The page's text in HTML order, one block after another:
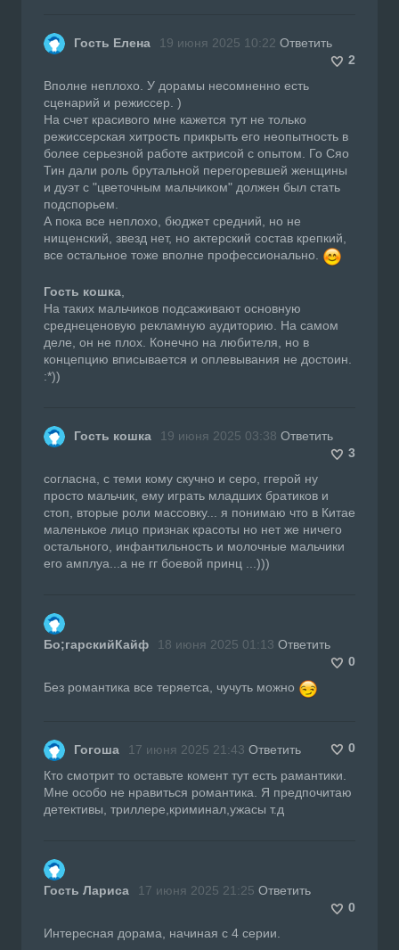
Гость Елена 19 июня 2025 10:22 Ответить
2
Вполне неплохо. У дорамы несомненно есть
сценарий и режиссер. )
На счет красивого мне кажется тут не только
режиссерская хитрость прикрыть его неопытность в
более серьезной работе актрисой с опытом. Го Сяо
Тин дали роль брутальной перегоревшей женщины
и дуэт с "цветочным мальчиком" должен был стать
подспорьем.
А пока все неплохо, бюджет средний, но не
нищенский, звезд нет, но актерский состав крепкий,
все остальное тоже вполне профессионально.
Гость кошка
На таких мальчиков подсаживают основную
среднеценовую рекламную аудиторию. На самом
деле, он не плох. Конечно на любителя, но в
концепцию вписывается и оплевывания не достоин.
:*))
Гость кошка 19 июня 2025 03:38 Ответить
3
согласна, с теми кому скучно и серо, ггерой ну
просто мальчик, ему играть младших братиков и
стоп, вторые роли массовку... я понимаю что в Китае
маленькое лицо признак красоты но нет же ничего
остального, инфантильность и молочные мальчики
его амплуа...а не гг боевой принц ...)))
Бо;гарскийКайф 18 июня 2025 01:13 Ответить
0
Без романтика все теряетса, чучуть можно
Гогоша 17 июня 2025 21:43 Ответить
0
Кто смотрит то оставьте комент тут есть рамантики.
Мне особо не нравиться романтика. Я предпочитаю
детективы, триллере,криминал,ужасы т.д
Гость Лариса 17 июня 2025 21:25 Ответить
0
Интересная дорама, начиная с 4 серии.